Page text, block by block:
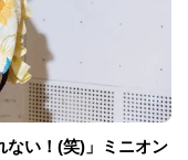
ない！(笑)」ミニオン